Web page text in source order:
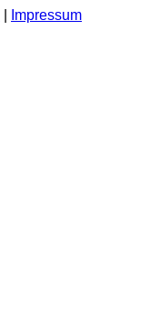
Impressum